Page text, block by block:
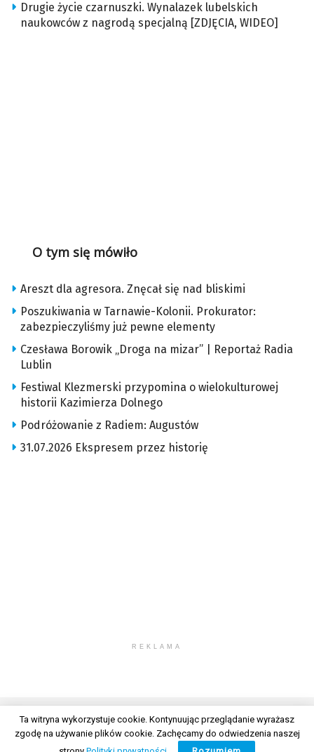
Drugie życie czarnuszki. Wynalazek lubelskich
naukowców z nagrodą specjalną [ZDJĘCIA, WIDEO]
O tym się mówiło
Areszt dla agresora. Znęcał się nad bliskimi
Poszukiwania w Tarnawie-Kolonii. Prokurator:
zabezpieczyliśmy już pewne elementy
Czesława Borowik „Droga na mizar” | Reportaż Radia
Lublin
Festiwal Klezmerski przypomina o wielokulturowej
historii Kazimierza Dolnego
Podróżowanie z Radiem: Augustów
31.07.2026 Ekspresem przez historię
REKLAMA
© 2026 Wszelkie prawa zastrzeżone. Radio Lublin S.A. w likwidacji
Ta witryna wykorzystuje cookie. Kontynuując przeglądanie wyrażasz
zgodę na używanie plików cookie. Zachęcamy do odwiedzenia naszej